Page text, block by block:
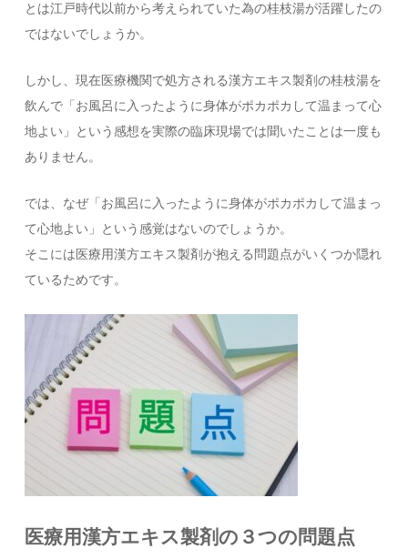
とは江戸時代以前から考えられていた為の桂枝湯が活躍したの
ではないでしょうか。
しかし、現在医療機関で処方される漢方エキス製剤の桂枝湯を
飲んで「お風呂に入ったように身体がポカポカして温まって心
地よい」という感想を実際の臨床現場では聞いたことは一度も
ありません。
では、なぜ「お風呂に入ったように身体がポカポカして温まっ
て心地よい」という感覚はないのでしょうか。
そこには医療用漢方エキス製剤が抱える問題点がいくつか隠れ
ているためです。
医療用漢方エキス製剤の３つの問題点